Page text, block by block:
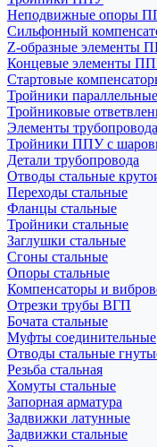
Неподвижные опоры
Cильфонный
Z-образные элементы
Концевые элементы
Стартовые
Тройники
Тройниковые
Элементы
Тройники ППУ с
Детали трубопровода
Отводы стальные
Переходы стальные
Фланцы стальные
Тройники стальные
Заглушки стальные
Сгоны стальные
Опоры стальные
Компенсаторы и
Отрезки трубы ВГП
Бочата стальные
Муфты соединительные
Отводы стальные
Резьба стальная
Хомуты стальные
Запорная арматура
Задвижки латунные
Задвижки стальные